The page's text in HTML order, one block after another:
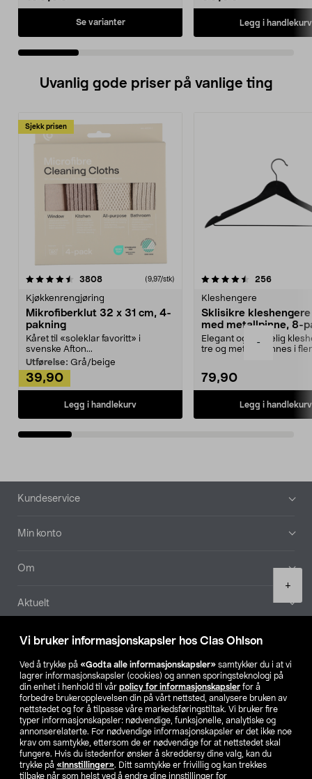
Vi bruker informasjonskapsler hos Clas Ohlson
Ved å trykke på «Godta alle informasjonskapsler» samtykker du i at vi
lagrer informasjonskapsler (cookies) og annen sporingsteknologi på
din enhet i henhold til vår policy for informasjonskapsler for å
forbedre brukeropplevelsen din på vårt nettsted, analysere bruken av
nettstedet og for å tilpasse våre markedsføringstiltak. Vi bruker fire
typer informasjonskapsler: nødvendige, funksjonelle, analytiske og
annonserelaterte. For nødvendige informasjonskapsler er det ikke noe
krav om samtykke, ettersom de er nødvendige for at nettstedet skal
fungere. Hvis du istedenfor ønsker å skreddersy dine valg, kan du
trykke på «Innstillinger». Ditt samtykke er frivillig og kan trekkes
tilbake når som helst ved å endre dine innstillinger for
-
+
Se varianter Legg i handlekurv
Uvanlig gode priser på vanlige ting
Sjekk prisen
3808anmeldelser(9,97/stk)
Kjøkkenrengjøring
Mikrofiberklut 32 x 31 cm, 4-
pakning
Kåret til «soleklar favoritt» i
svenske Afton...
Utførelse: Grå/beige
39,90
Legg i handlekurv
4.5av 5 stjerner 256
Kleshengere
Sklisikre
med metallpinne, 8-
Elegant og skikkelig
tre og metall – finnes i
79,90
Legg i handlekurv
4.5av 5 stjerner
Bunntekst
Kundeservice
Min konto
Om
Aktuelt
Våre selskaper
Finn din butikk
SE NO FI